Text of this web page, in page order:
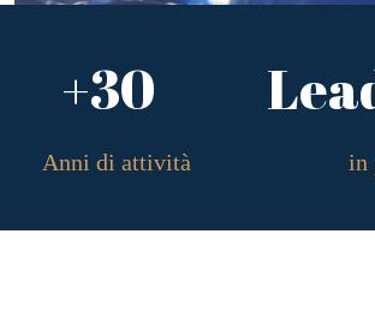
+30
in
Anni di attività